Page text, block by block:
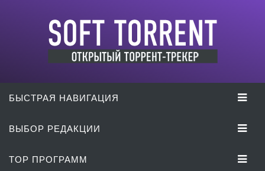
БЫСТРАЯ НАВИГАЦИЯ
ВЫБОР РЕДАКЦИИ
TOP ПРОГРАММ